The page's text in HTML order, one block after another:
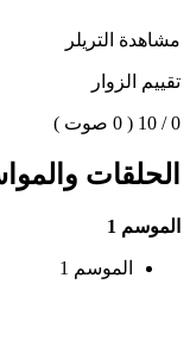
مشاهدة التريلر
تقييم الزوار
0 / 10 ( 0 صوت )
الحلقات
الموسم 1
الموسم 1